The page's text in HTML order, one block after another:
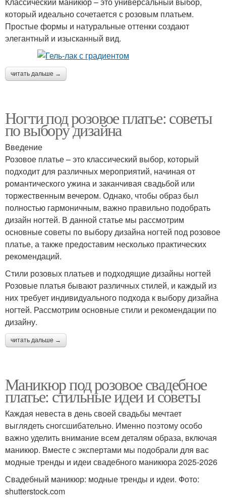
который идеально сочетается с розовым платьем.
Простые формы и натуральные оттенки создают
элегантный и изысканный вид.
читать дальше →
Ногти под розовое платье: советы
по выбору дизайна
Введение
Розовое платье – это классический выбор, который
подходит для различных мероприятий, начиная от
романтического ужина и заканчивая свадьбой или
торжественным вечером. Однако, чтобы образ был
полностью гармоничным, важно правильно подобрать
дизайн ногтей. В данной статье мы рассмотрим
основные советы по выбору дизайна ногтей под розовое
платье, а также предоставим несколько практических
рекомендаций.
Стили розовых платьев и подходящие дизайны ногтей
Розовые платья бывают различных стилей, и каждый из
них требует индивидуального подхода к выбору дизайна
ногтей. Рассмотрим основные стили и рекомендации по
дизайну.
читать дальше →
Маникюр под розовое свадебное
платье: стильные идеи и советы
Каждая невеста в день своей свадьбы мечтает
выглядеть сногсшибательно. Именно поэтому особо
важно уделить внимание всем деталям образа, включая
маникюр. Вместе с экспертами мы подобрали для вас
модные тренды и идеи свадебного маникюра 2025-2026
Свадебный маникюр: модные тренды и идеи. Фото:
shutterstock.com